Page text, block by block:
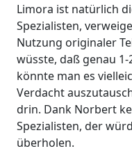
Limora ist natürlich
Spezialisten,
Nutzung originaler
wüsste, daß genau
könnte man es
Verdacht
drin. Dank Norbert
Spezialisten, der
überholen.